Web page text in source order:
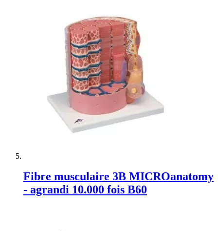
Fibre musculaire 3B MICROanatomy
- agrandi 10.000 fois B60